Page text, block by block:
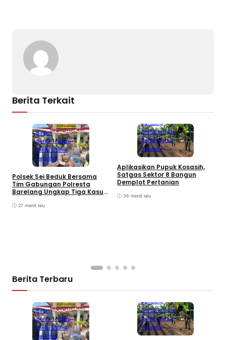
Berita Terkait
Batam
Berita Terbaru
Berita Utama
Peristiwa
Polsek Sei Beduk Bersama
Tim Gabungan Polresta
Barelang Ungkap Tiga Kasus
27 menit lalu
Bandung
Berita Terbaru
Berita Utama
Peristiwa
Aplikasikan Pupuk Kosasih,
Satgas Sektor 8 Bangun
Demplot Pertanian
36 menit lalu
Berita Terbaru
Batam
Berita Terbaru
Berita Utama
Peristiwa
Bandung
Berita Terbaru
Berita Utama
Peristiwa